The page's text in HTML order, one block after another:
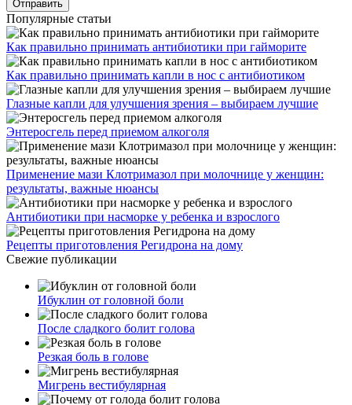
Популярные статьи
Как правильно принимать антибиотики при гайморите
Как правильно принимать капли в нос с антибиотиком
Глазные капли для улучшения зрения – выбираем лучшие
Энтеросгель перед приемом алкоголя
Применение мази Клотримазол при молочнице у женщин:
результаты, важные нюансы
Антибиотики при насморке у ребенка и взрослого
Рецепты приготовления Регидрона на дому
Свежие публикации
Ибуклин от головной боли
После сладкого болит голова
Резкая боль в голове
Мигрень вестибулярная